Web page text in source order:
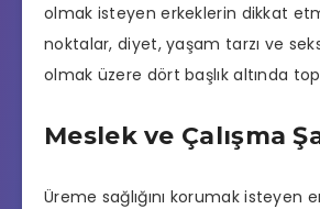
olmak isteyen erkeklerin dikkat
noktalar, diyet, yaşam tarzı ve
olmak üzere dört başlık altında
Meslek ve Çalışma
Üreme sağlığını korumak isteyen